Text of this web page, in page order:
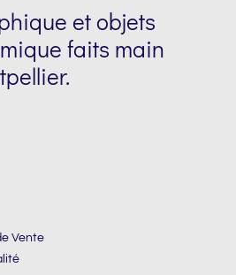
et objets
faits main
Vente